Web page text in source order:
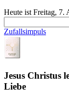
Heute ist Freitag, 7.
Zufallsimpuls
Jesus Christus
Liebe